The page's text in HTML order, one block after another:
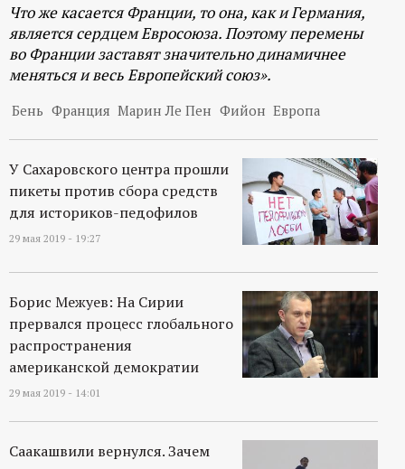
Что же касается Франции, то она, как и Германия,
является сердцем Евросоюза. Поэтому перемены
во Франции заставят значительно динамичнее
меняться и весь Европейский союз».
Бень Франция Марин Ле Пен Фийон Европа
У Сахаровского центра прошли
пикеты против сбора средств
для историков-педофилов
29 мая 2019 - 19:27
Борис Межуев: На Сирии
прервался процесс глобального
распространения
американской демократии
29 мая 2019 - 14:01
Саакашвили вернулся. Зачем